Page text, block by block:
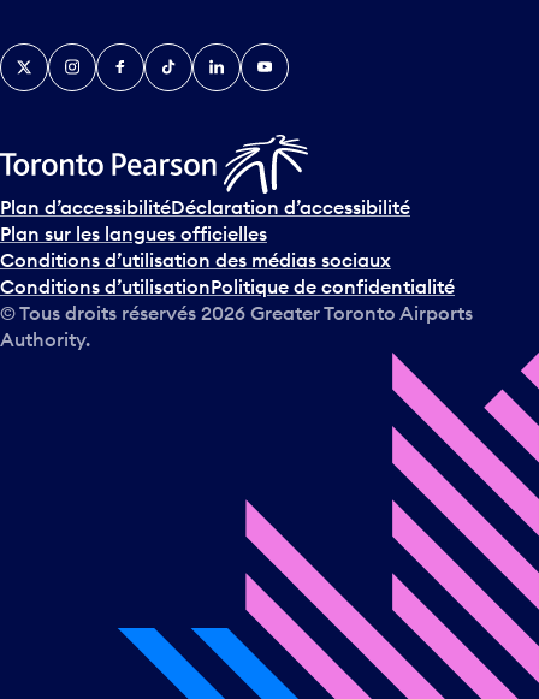
TwitterInstagramFacebook
TikTokLinkedInYouTube
Plan d’accessibilitéDéclaration d’accessibilité
Plan sur les langues officielles
Conditions d’utilisation des médias sociaux
Conditions d’utilisationPolitique de confidentialité
© Tous droits réservés 2026 Greater Toronto Airports
Authority.